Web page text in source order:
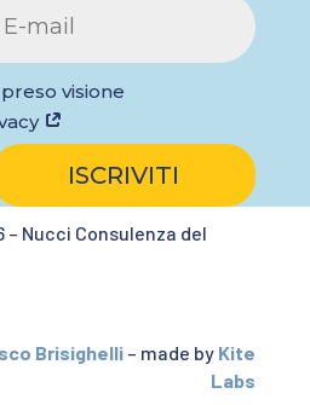
visione
ISCRIVITI
Nucci Consulenza del
Brisighelli – made by Kite
Labs